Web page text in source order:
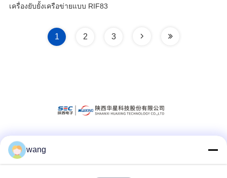
เครื่องยับยั้งเครือข่ายแบบ RIF83
1 2 3
wang